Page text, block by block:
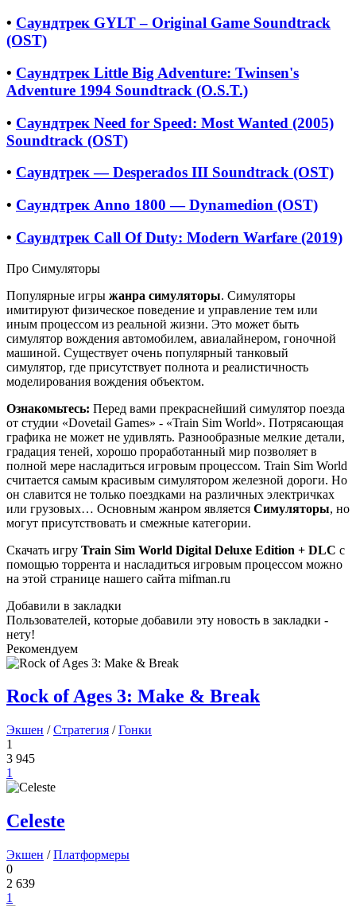
• Саундтрек GYLT – Original Game Soundtrack
(OST)
• Саундтрек Little Big Adventure: Twinsen's
Adventure 1994 Soundtrack (O.S.T.)
• Саундтрек Need for Speed: Most Wanted (2005)
Soundtrack (OST)
• Саундтрек — Desperados III Soundtrack (OST)
• Саундтрек Anno 1800 — Dynamedion (OST)
• Саундтрек Call Of Duty: Modern Warfare (2019)
Про Симуляторы
Популярные игры жанра симуляторы. Симуляторы
имитируют физическое поведение и управление тем или
иным процессом из реальной жизни. Это может быть
симулятор вождения автомобилем, авиалайнером, гоночной
машиной. Существует очень популярный танковый
симулятор, где присутствует полнота и реалистичность
моделирования вождения объектом.
Ознакомьтесь: Перед вами прекраснейший симулятор поезда
от студии «Dovetail Games» - «Train Sim World». Потрясающая
графика не может не удивлять. Разнообразные мелкие детали,
градация теней, хорошо проработанный мир позволяет в
полной мере насладиться игровым процессом. Train Sim World
считается самым красивым симулятором железной дороги. Но
он славится не только поездками на различных электричках
или грузовых… Основным жанром является Симуляторы, но
могут присутствовать и смежные категории.
Скачать игру Train Sim World Digital Deluxe Edition + DLC с
помощью торрента и насладиться игровым процессом можно
на этой странице нашего сайта mifman.ru
Добавили в закладки
Пользователей, которые добавили эту новость в закладки -
нету!
Рекомендуем
Rock of Ages 3: Make & Break
Экшен /Стратегия /Гонки
1
3 945
1
Celeste
Экшен /Платформеры
0
2 639
1